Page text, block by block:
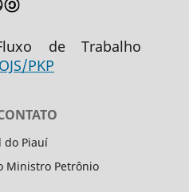
de Trabalho
OJS/PKP
do Piauí
Ministro Petrônio